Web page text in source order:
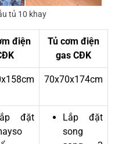
tủ 10 khay
điện
Tủ cơm điện
gas CĐK
70x70x174cm
đặt
Lắp đặt
song